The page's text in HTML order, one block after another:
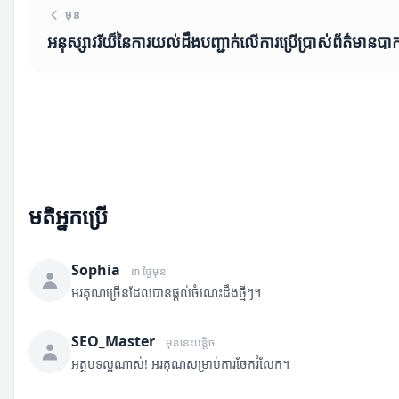
មុន
អនុស្សាវរីយ៏នៃការយល់ដឹងបញ្ជាក់លើការប្រើប្រាស់ព័ត៌មានបាក
មតិអ្នកប្រើ
Sophia ៣ ថ្ងៃមុន
អរគុណច្រើនដែលបានផ្តល់ចំណេះដឹងថ្មីៗ។
SEO_Master មុននេះបន្តិច
អត្ថបទល្អណាស់! អរគុណសម្រាប់ការចែករំលែក។